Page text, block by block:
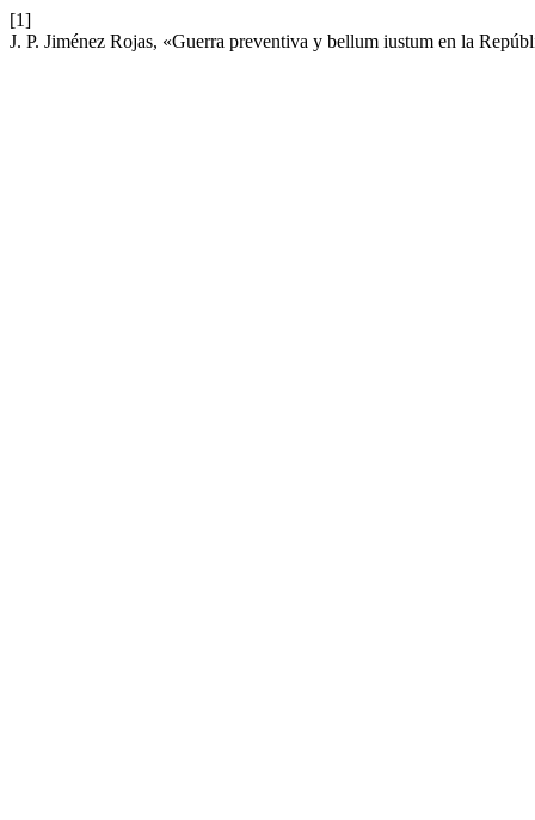
[1]
J. P. Jiménez Rojas, «Guerra preventiva y bellum iustum en la